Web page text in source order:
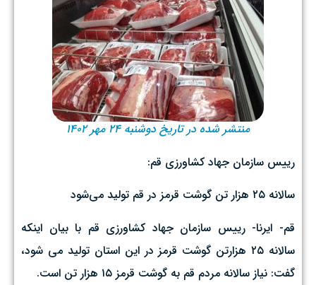
منتشر شده در تاریخ دوشنبه ۲۴ مهر ۱۴۰۲
رییس سازمان جهاد کشاورزی قم:
سالانه ۲۵ هزار تن گوشت قرمز در قم تولید می‌شود
قم- ایرنا- رییس سازمان جهاد کشاورزی قم با بیان اینکه
سالانه ۲۵ هزارتن گوشت قرمز در این استان تولید می شود،
گفت: نیاز سالانه مردم قم به گوشت قرمز ۱۵ هزار تن است.